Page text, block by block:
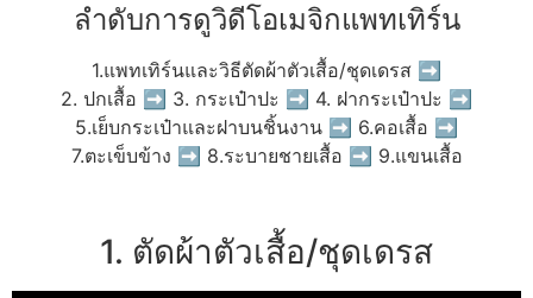
ลำดับการดูวิดีโอเมจิกแพทเทิร์น
1.แพทเทิร์นและวิธีตัดผ้าตัวเสื้อ/ชุดเดรส ➡
2. ปกเสื้อ ➡ 3. กระเป๋าปะ ➡ 4. ฝากระเป๋าปะ ➡
5.เย็บกระเป๋าและฝาบนชิ้นงาน ➡ 6.คอเสื้อ ➡
7.ตะเข็บข้าง ➡ 8.ระบายชายเสื้อ ➡ 9.แขนเสื้อ
1. ตัดผ้าตัวเสื้อ/ชุดเดรส